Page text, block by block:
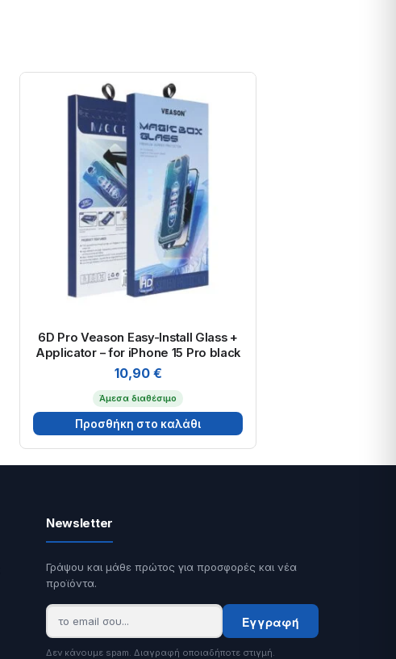
6D Pro Veason Easy-Install Glass +
Applicator – for iPhone 15 Pro black
10,90 €
Άμεσα διαθέσιμο
Προσθήκη στο καλάθι
Newsletter
Γράψου και μάθε πρώτος για προσφορές και νέα
προϊόντα.
Εγγραφή
Δεν κάνουμε spam. Διαγραφή οποιαδήποτε στιγμή.